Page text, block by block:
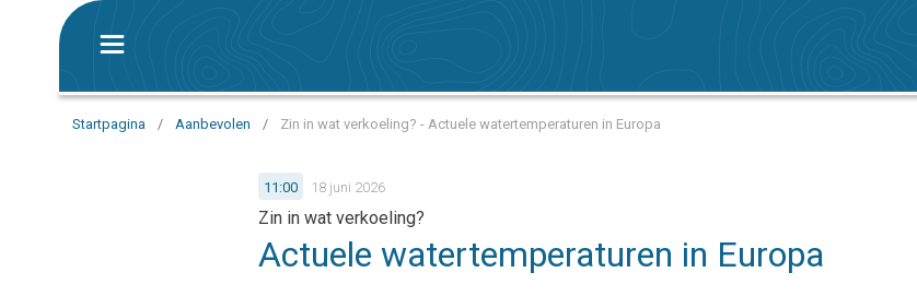
Startpagina / Aanbevolen / Zin in wat verkoeling? - Actuele watertemperaturen in Europa
11:00 18 juni 2026
Zin in wat verkoeling?
Actuele watertemperaturen in Europa